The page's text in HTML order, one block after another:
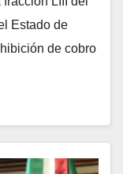
Estado de
de cobro